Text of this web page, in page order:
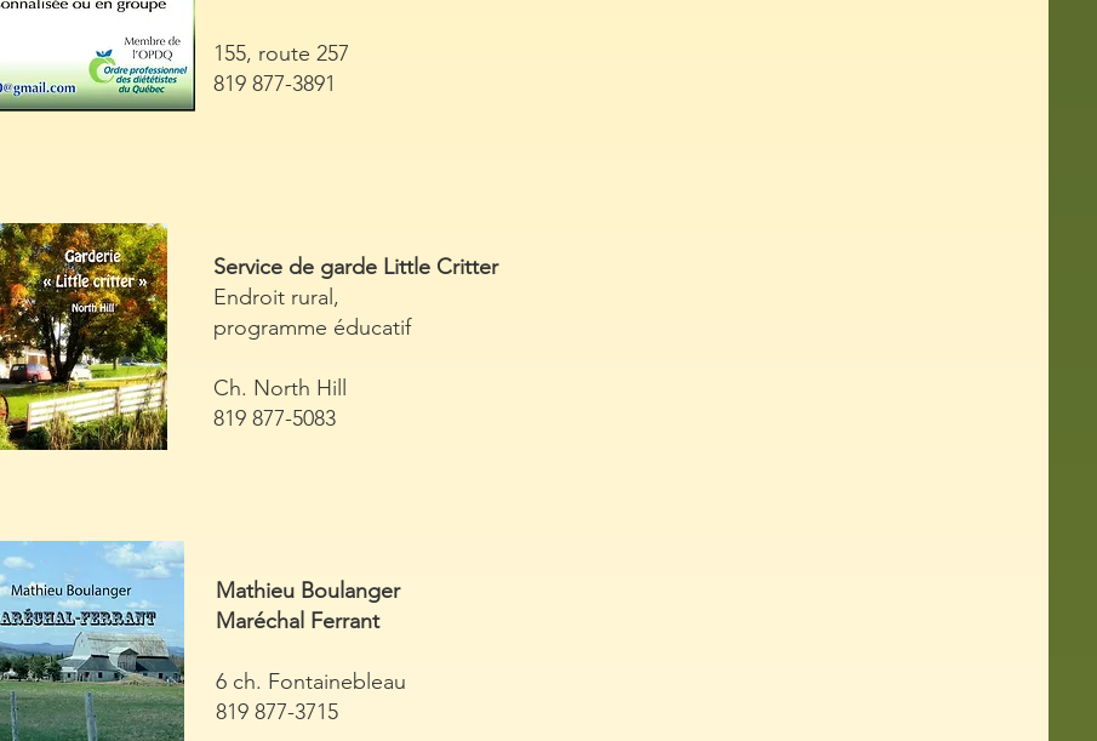
155, route 257
819 877-3891
Service de garde Little Critter
Endroit rural,
programme éducatif
Ch. North Hill
819 877-5083
Mathieu Boulanger
Maréchal Ferrant
6 ch. Fontainebleau
819 877-3715